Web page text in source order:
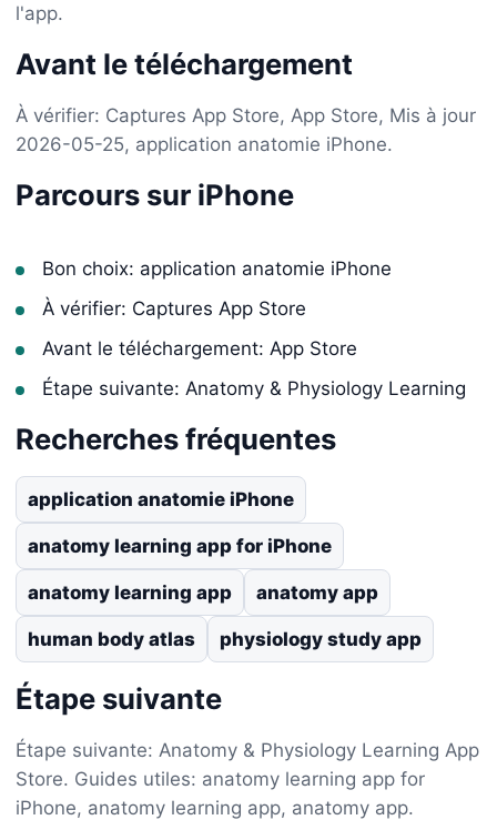
l'app.
Avant le téléchargement
À vérifier: Captures App Store, App Store, Mis à jour
2026-05-25, application anatomie iPhone.
Parcours sur iPhone
Bon choix: application anatomie iPhone
À vérifier: Captures App Store
Avant le téléchargement: App Store
Étape suivante: Anatomy & Physiology Learning
Recherches fréquentes
application anatomie iPhone
anatomy learning app for iPhone
anatomy learning app anatomy app
human body atlas physiology study app
Étape suivante
Étape suivante: Anatomy & Physiology Learning App
Store. Guides utiles: anatomy learning app for
iPhone, anatomy learning app, anatomy app.